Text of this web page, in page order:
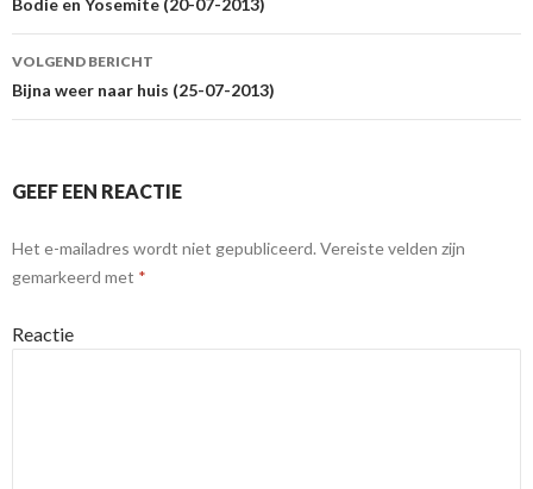
Berichtnavigatie
VOLGEND BERICHT
Bijna weer naar huis (25-07-2013)
GEEF EEN REACTIE
Het e-mailadres wordt niet gepubliceerd. Vereiste velden zijn
gemarkeerd met *
Reactie